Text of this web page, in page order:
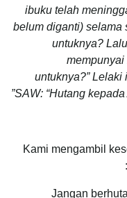
ibuku telah
belum diganti) selama
untuknya?
mempunyai
untuknya?” Lelaki
SAW: “Hutang
Kami mengambil
Jangan